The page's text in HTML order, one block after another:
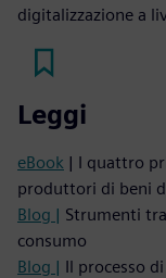
digitalizzazione a
Leggi
eBook | I quattro
produttori di beni
Blog | Strumenti
consumo
Blog | Il processo